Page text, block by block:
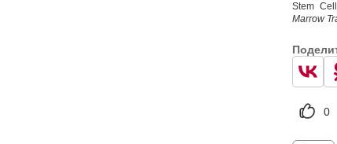
Stem
Marrow
0